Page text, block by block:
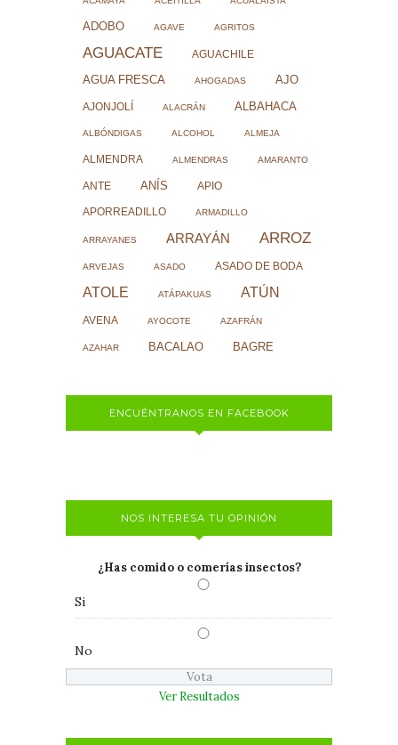
ADOBO AGAVE AGRITOS
AGUACATE AGUACHILE
AGUA FRESCA AHOGADAS AJO
AJONJOLÍ ALACRÁN ALBAHACA
ALBÓNDIGAS ALCOHOL ALMEJA
ALMENDRA ALMENDRAS AMARANTO
ANTE ANÍS APIO
APORREADILLO ARMADILLO
ARRAYANES ARRAYÁN ARROZ
ARVEJAS ASADO ASADO DE BODA
ATOLE ATÁPAKUAS ATÚN
AVENA AYOCOTE AZAFRÁN
AZAHAR BACALAO BAGRE
ENCUÉNTRANOS EN FACEBOOK
NOS INTERESA TU OPINIÓN
¿Has comido o comerías insectos?
Si
No
Ver Resultados